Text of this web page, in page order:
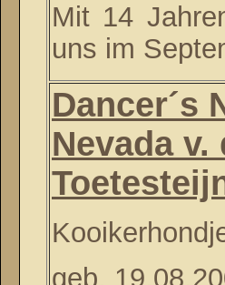
Mit 14
uns im
Dancer´s
Nevada v.
geb.